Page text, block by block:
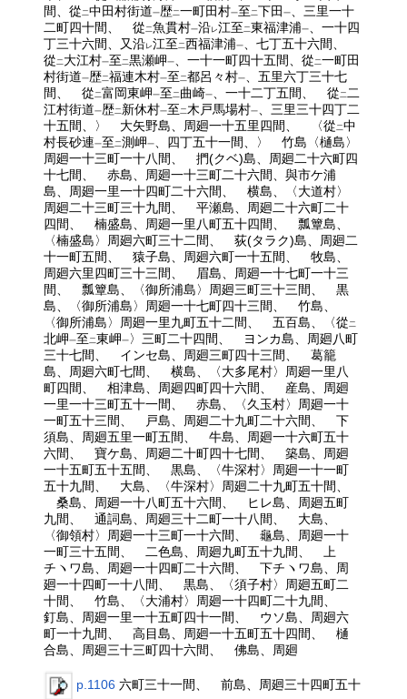
間、從 二中田村街道一歴二一町田村一至 二下田一
、三里一十
二町四十間、 從 二魚貫村一沿レ江至 二東福津浦一
、一十四
丁三十六間、又沿レ江至 二西福津浦一
、七丁五十六間、
從 二 大江村一至 二黒瀬岬一 、一十一町四十五間、從 二一町田
村街道一歴二福連木村一至 二都呂々村一
、五里六丁三十七
間、 從 二富岡東岬一至 二 曲崎一 、一十二丁五間、 從 二 二
江村街道一歴二 新休村一至 二 木戸馬場村一
、三里三十四丁二
十五間、〉 大矢野島、周廻一十五里四間、 〈從 二中
村長砂連一至 二測岬一
、四丁五十一間、〉 竹島〈樋島〉
周廻一十三町一十八間、 捫(クベ)島、周廻二十六町四
十七間、 赤島、周廻一十三町二十六間、與市ケ浦
島、周廻一里一十四町二十六間、 横島、〈大道村〉
周廻二十三町三十九間、 平瀬島、周廻二十六町二十
四間、 楠盛島、周廻一里八町五十四間、 瓢簟島、
〈楠盛島〉周廻六町三十二間、 荻(タラク)島、周廻二
十一町五間、 猿子島、周廻六町一十五間、 牧島、
周廻六里四町三十三間、 眉島、周廻一十七町一十三
間、 瓢簟島、〈御所浦島〉周廻三町三十三間、 黒
島、〈御所浦島〉周廻一十七町四十三間、 竹島、
〈御所浦島〉周廻一里九町五十二間、 五百島、〈從 二
北岬一至 二東岬一 〉三町二十四間、 ヨンカ島、周廻八町
三十七間、 インセ島、周廻三町四十三間、 葛籠
島、周廻六町七間、 横島、〈大多尾村〉周廻一里八
町四間、 相津島、周廻四町四十六間、 産島、周廻
一里一十三町五十一間、 赤島、〈久玉村〉周廻一十
一町五十三間、 戸島、周廻二十九町二十六間、 下
須島、周廻五里一町五間、 牛島、周廻一十六町五十
六間、 寶ケ島、周廻二十町四十七間、 築島、周廻
一十五町五十五間、 黒島、〈牛深村〉周廻一十一町
五十九間、 大島、〈牛深村〉周廻二十九町五十間、
桑島、周廻一十八町五十六間、 ヒレ島、周廻五町
九間、 通詞島、周廻三十二町一十八間、 大島、
〈御領村〉周廻一十三町一十六間、 龜島、周廻一十
一町三十五間、 二色島、周廻九町五十九間、 上
チヽワ島、周廻一十四町二十六間、 下チヽワ島、周
廻一十四町一十八間、 黒島、〈須子村〉周廻五町二
十間、 竹島、〈大浦村〉周廻一十四町二十九間、
釘島、周廻一里一十五町四十一間、 ウソ島、周廻六
町一十九間、 高目島、周廻一十五町五十四間、 樋
合島、周廻三十三町四十六間、 佛島、周廻
p.1106 六町三十一間、 前島、周廻三十四町五十